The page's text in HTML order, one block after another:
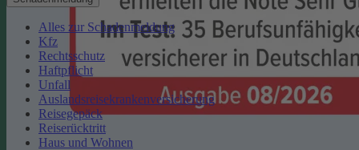
Alles zur Schadenmeldung
Kfz
Rechtsschutz
Haftpflicht
Unfall
Auslandsreisekrankenversicherung
Reisegepäck
Reiserücktritt
Haus und Wohnen